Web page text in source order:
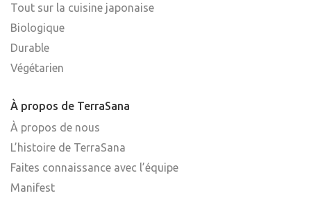
Tout sur la cuisine japonaise
Biologique
Durable
Végétarien
À propos de TerraSana
À propos de nous
L’histoire de TerraSana
Faites connaissance avec l’équipe
Manifest